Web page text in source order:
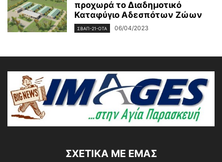
προχωρά το Διαδημοτικό
Καταφύγιο Αδεσπότων Ζώων
ΣΒΑΠ-21-ΟΤΑ 06/04/2023
ΣΧΕΤΙΚΆ ΜΕ ΕΜΆΣ